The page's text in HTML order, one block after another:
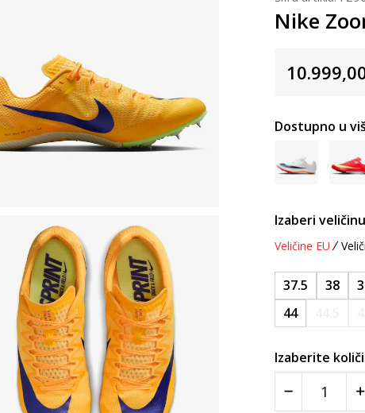
Nike
Dostupno u
Izaberi
Veličine EU
37.5 38
44
Izaberite